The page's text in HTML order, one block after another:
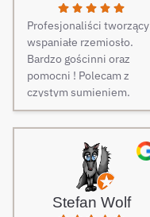
Profesjonaliści tworzący
wspaniałe rzemiosło.
Bardzo gościnni oraz
pomocni ! Polecam z
czystym sumieniem.
Stefan Wolf